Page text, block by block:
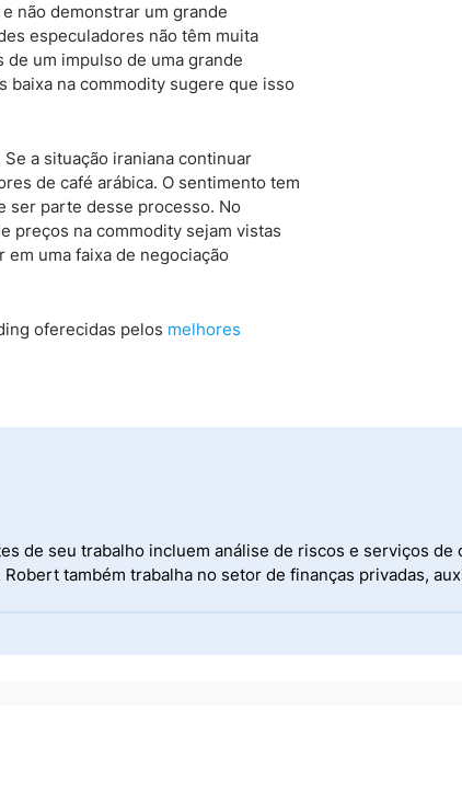
não demonstrar um grande
especuladores não têm muita
de um impulso de uma grande
baixa na commodity sugere que isso
a situação iraniana continuar
de café arábica. O sentimento tem
ser parte desse processo. No
preços na commodity sejam vistas
uma faixa de negociação
oferecidas pelos melhores
de seu trabalho incluem análise de riscos e serviços de
também trabalha no setor de finanças privadas,